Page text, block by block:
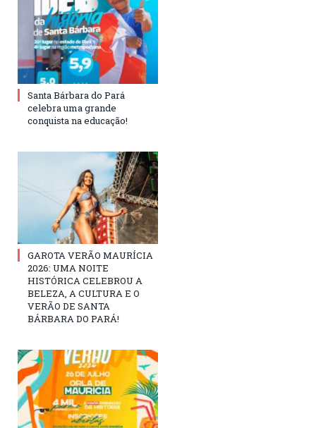
Santa Bárbara do Pará
celebra uma grande
conquista na educação!
GAROTA VERÃO MAURÍCIA
2026: UMA NOITE
HISTÓRICA CELEBROU A
BELEZA, A CULTURA E O
VERÃO DE SANTA
BÁRBARA DO PARÁ!